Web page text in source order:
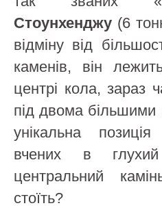
Стоунхенджу (6
відміну від
каменів, він
центрі кола, зараз
під двома
унікальна
вчених в
центральний
стоїть?